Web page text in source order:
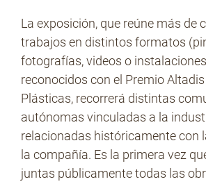
Contacto
La exposición, que reúne más de
trabajos en distintos formatos
fotografías, videos o
reconocidos con el Premio
Plásticas, recorrerá distintas
autónomas vinculadas a la
relacionadas históricamente con
la compañía. Es la primera vez
juntas públicamente todas las